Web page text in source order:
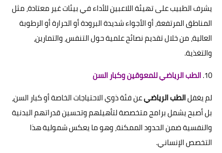
يشرف الطبيب على تهيئة اللاعبين للأداء في بيئات غير معتادة، مثل
المناطق المرتفعة، أو الأجواء شديدة البرودة أو الحرارة أو الرطوبة
العالية، من خلال تقديم نصائح علمية حول التنفس، والتمارين،
والتغذية.
10. الطب الرياضي للمعوقين وكبار السن
لم يغفلالطب الرياضيعن فئة ذوي الاحتياجات الخاصة أو كبار السن،
بل أصبح يشمل برامج متخصصة لتأهيلهم وتحسين قدراتهم البدنية
والنفسية ضمن الحدود الممكنة، وهو ما يعكس شمولية هذا
التخصص الإنساني.